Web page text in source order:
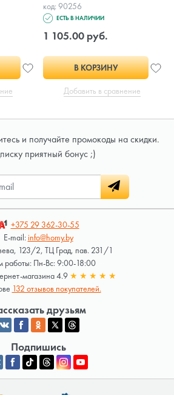
код: 90256
ЕСТЬ В НАЛИЧИИ
1 105.00 руб.
В КОРЗИНУ
Добавить в сравнение
и получайте промокоды на скидки.
приятный бонус ;)
+375 29362-30-55
E-mail:info@homy.by
123/2, ТЦ Град, пав. 231/1
работы: Пн-Вс: 9:00-18:00
магазина 4.9 ★ ★ ★ ★ ★
132 отзывов покупателей.
друзьям
Подпишись